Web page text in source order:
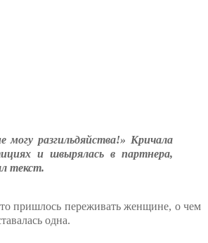
могу разгильдяйства!» Кричала
и швырялась в партнера,
текст.
пришлось переживать женщине, о чем
одна.